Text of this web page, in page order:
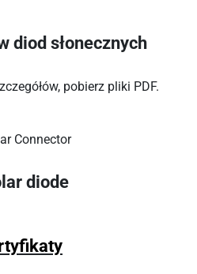
diod słonecznych
pobierz pliki PDF.